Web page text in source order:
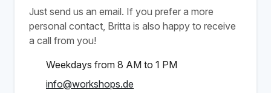
Just send us an email. If you prefer a more
personal contact, Britta is also happy to receive
a call from you!
Weekdays from 8 AM to 1 PM
info@workshops.de